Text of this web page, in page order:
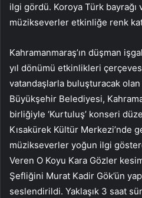
ilgi gördü. Koroya Türk bayrağı
müzikseverler etkinliğe renk
Kahramanmaraş’ın düşman
yıl dönümü etkinlikleri
vatandaşlarla buluşturacak
Büyükşehir Belediyesi,
birliğiyle ‘Kurtuluş’ konseri
Kısakürek Kültür Merkezi’nde
müzikseverler yoğun ilgi
Veren O Koyu Kara Gözler
Şefliğini Murat Kadir Gök’ün
seslendirildi. Yaklaşık 3 saat